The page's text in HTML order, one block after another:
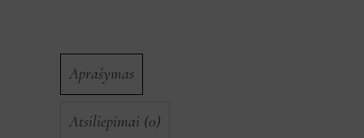
Aprašymas
Atsiliepimai (0)